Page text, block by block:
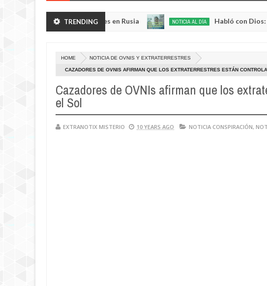
TRENDING
y resplandecientes en Rusia NOTICIA AL DÍA Habló con Dios: Hombre
HOME NOTICIA DE OVNIS Y EXTRATERRESTRES
CAZADORES DE OVNIS AFIRMAN QUE LOS EXTRATERRESTRES ESTÁN
Cazadores de OVNIs afirman que los
el Sol
EXTRANOTIX MISTERIO 10 YEARS AGO NOTICIA CONSPIRACIÓN,